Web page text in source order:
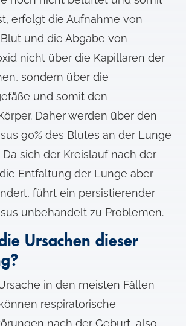
erfolgt die Aufnahme von
und die Abgabe von
nicht über die Kapillaren der
sondern über die
und somit den
Daher werden über den
90% des Blutes an der Lunge
sich der Kreislauf nach der
Entfaltung der Lunge aber
führt ein persistierender
unbehandelt zu Problemen.
Ursachen dieser
in den meisten Fällen
respiratorische